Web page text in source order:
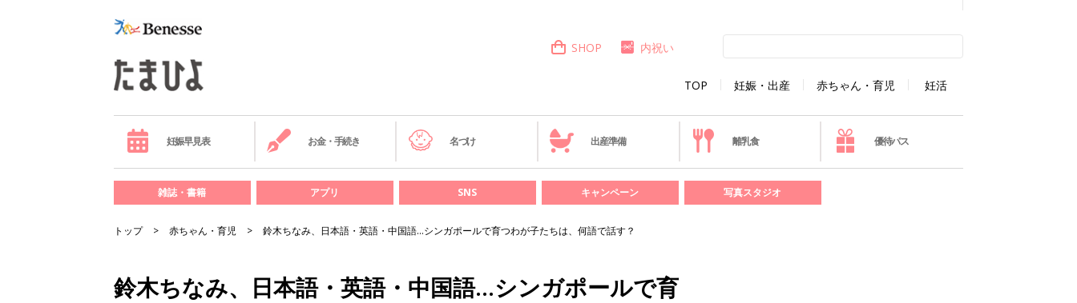
TOP 妊娠・出産 赤ちゃん・育児 妊活
SHOP 内祝い
妊娠早見表 お金・手続き 名づけ 出産準備 離乳食 優待パス
雑誌・書籍 アプリ SNS キャンペーン 写真スタジオ
トップ 赤ちゃん・育児 鈴木ちなみ、日本語・英語・中国語…シンガポールで育つわが子たちは、何語で話す？
鈴木ちなみ、日本語・英語・中国語…シンガポールで育